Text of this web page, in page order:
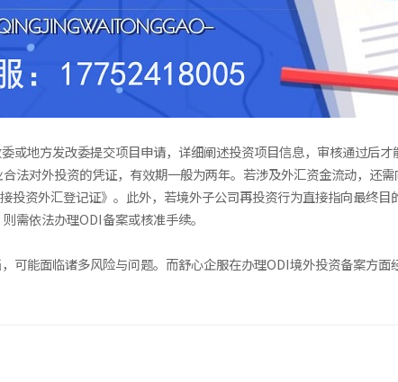
地方发改委提交项目申请，详细阐述投资项目信息，审核通过后
法对外投资的凭证，有效期一般为两年。若涉及外汇资金流动，还
资外汇登记证》。此外，若境外子公司再投资行为直接指向最终
需依法办理ODI备案或核准手续。
可能面临诸多风险与问题。而舒心企服在办理ODI境外投资备案方